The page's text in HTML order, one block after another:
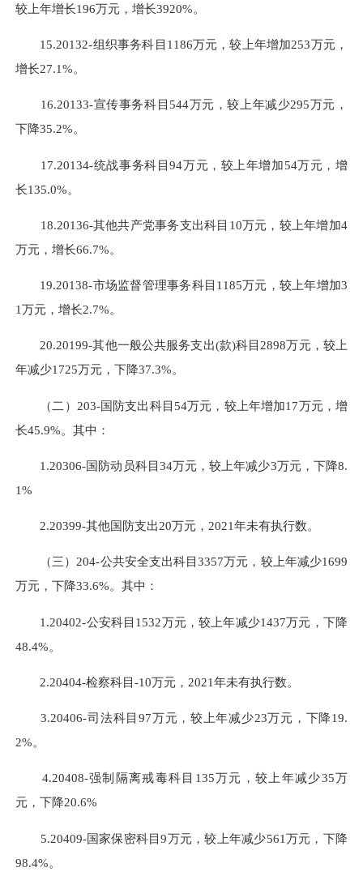
较上年增长196万元，增长3920%。
15.20132-组织事务科目1186万元，较上年增加253万元，
增长27.1%。
16.20133-宣传事务科目544万元，较上年减少295万元，
下降35.2%。
17.20134-统战事务科目94万元，较上年增加54万元，增
长135.0%。
18.20136-其他共产党事务支出科目10万元，较上年增加4
万元，增长66.7%。
19.20138-市场监督管理事务科目1185万元，较上年增加3
1万元，增长2.7%。
20.20199-其他一般公共服务支出(款)科目2898万元，较上
年减少1725万元，下降37.3%。
（二）203-国防支出科目54万元，较上年增加17万元，增
长45.9%。其中：
1.20306-国防动员科目34万元，较上年减少3万元，下降8.
1%
2.20399-其他国防支出20万元，2021年未有执行数。
（三）204-公共安全支出科目3357万元，较上年减少1699
万元，下降33.6%。其中：
1.20402-公安科目1532万元，较上年减少1437万元，下降
48.4%。
2.20404-检察科目-10万元，2021年未有执行数。
3.20406-司法科目97万元，较上年减少23万元，下降19.
2%。
4.20408-强制隔离戒毒科目135万元，较上年减少35万
元，下降20.6%
5.20409-国家保密科目9万元，较上年减少561万元，下降
98.4%。